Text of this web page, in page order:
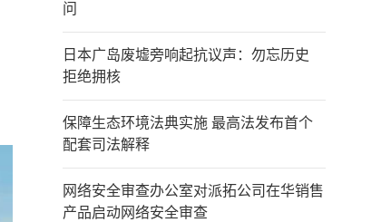
问
日本广岛废墟旁响起抗议声：勿忘历史
拒绝拥核
保障生态环境法典实施 最高法发布首个
配套司法解释
网络安全审查办公室对派拓公司在华销售
产品启动网络安全审查